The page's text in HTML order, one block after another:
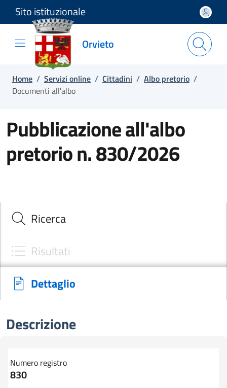
Salta e vai al contenuto
Salta e vai al footer
Sito istituzionale
Orvieto
Home / Servizi online / Cittadini / Albo pretorio /
Documenti all'albo
Pubblicazione all'albo
pretorio n. 830/2026
Ricerca
Risultati
Dettaglio
Descrizione
Numero registro
830